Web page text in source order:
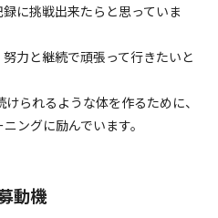
に挑戦出来たらと思っていま
力と継続で頑張って行きたいと
られるような体を作るために、
ングに励んでいます。
動機